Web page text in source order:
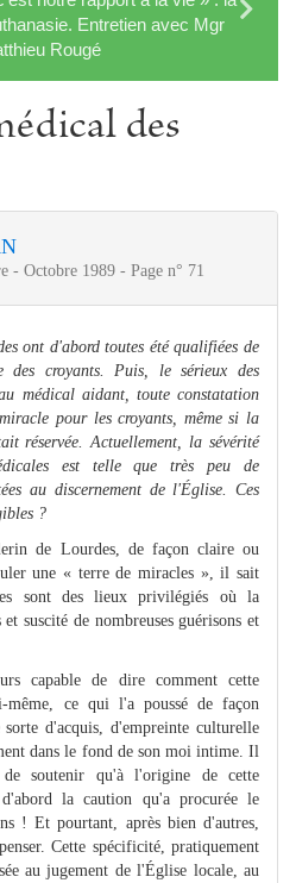
Entretien avec Mgr
Rougé
des
- Octobre 1989 - Page n° 71
ont d'abord toutes été qualifiées de
croyants. Puis, le sérieux des
médical aidant, toute constatation
pour les croyants, même si la
réservée. Actuellement, la sévérité
est telle que très peu de
au discernement de l'Église. Ces
?
de Lourdes, de façon claire ou
une « terre de miracles », il sait
sont des lieux privilégiés où la
suscité de nombreuses guérisons et
capable de dire comment cette
ce qui l'a poussé de façon
d'acquis, d'empreinte culturelle
dans le fond de son moi intime. Il
soutenir qu'à l'origine de cette
la caution qu'a procurée le
! Et pourtant, après bien d'autres,
Cette spécificité, pratiquement
au jugement de l'Église locale, au